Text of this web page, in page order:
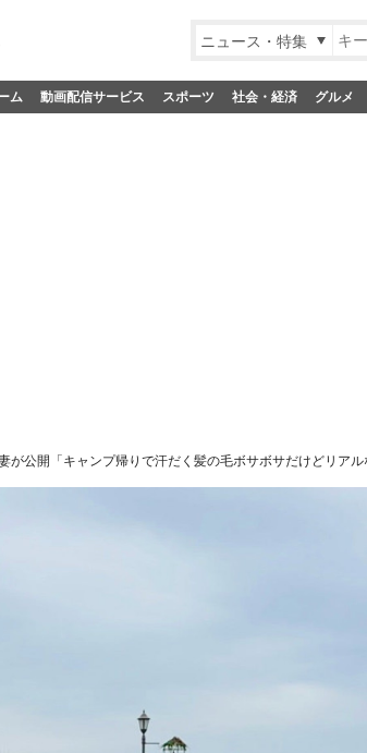
ニュース・特集
ム 動画配信サービス スポーツ 社会・経済 グルメ
公開「キャンプ帰りで汗だく髪の毛ボサボサだけどリアル